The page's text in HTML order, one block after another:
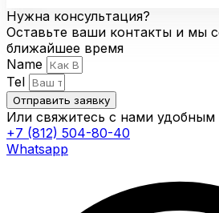
Нужна консультация?
Оставьте ваши контакты и мы
ближайшее время
Name
Tel
Отправить заявку
Или свяжитесь с нами удобным
+7 (812) 504-80-40
Whatsapp